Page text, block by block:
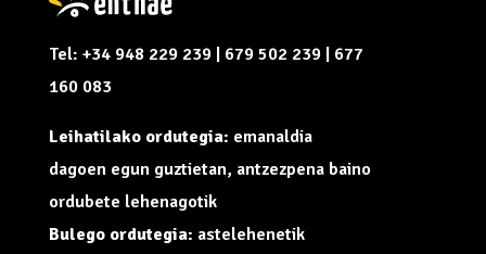
Tel: +34 948 229 239 | 679 502 239 | 677
160 083
Leihatilako ordutegia: emanaldia
dagoen egun guztietan, antzezpena baino
ordubete lehenagotik
Bulego ordutegia: astelehenetik